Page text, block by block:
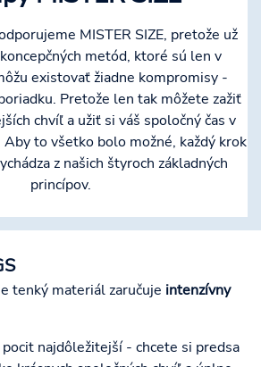
MISTER SIZE, pretože už
metód, ktoré sú len v
existovať žiadne kompromisy -
Pretože len tak môžete zažiť
chvíľ a užiť si váš spoločný čas v
to všetko bolo možné, každý krok
z našich štyroch základných
princípov.
tenký materiál zaručuje intenzívny
najdôležitejší - chcete si predsa